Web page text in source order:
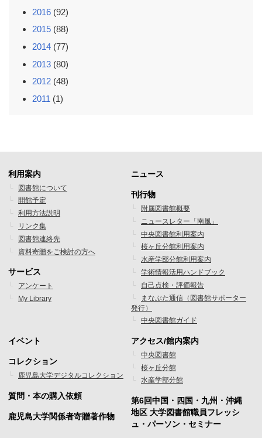
2016 (92)
2015 (88)
2014 (77)
2013 (80)
2012 (48)
2011 (1)
フ
ッ
タ
ー
メ
ニ
ュ
1
利用案内
図書館について
開館予定
利用方法説明
リンク集
図書館連絡先
資料寄贈をご検討の方へ
サービス
アンケート
My Library
フ
ッ
タ
ー
メ
ニ
ュ
ー
2
ニュース
刊行物
附属図書館概要
ニュースレター「南風」
中央図書館利用案内
桜ヶ丘分館利用案内
水産学部分館利用案内
学術情報活用ハンドブック
自己点検・評価報告
まなぶた通信（図書館サポーター
発行）
中央図書館ガイド
フ
ッ
タ
ー
イベント
コレクション
鹿児島大学デジタルコレクション
質問・本の購入依頼
鹿児島大学関係者寄贈著作物
フ
ッ
タ
ー
メ
アクセス/館内案内
中央図書館
桜ヶ丘分館
水産学部分館
第6回中国・四国・九州・沖縄
地区 大学図書館職員フレッシ
ュ・パーソン・セミナー